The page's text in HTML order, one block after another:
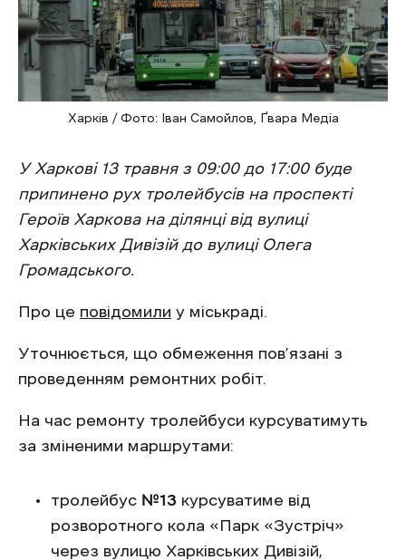
Харків / Фото: Іван Самойлов, Ґвара Медіа
У Харкові 13 травня з 09:00 до 17:00 буде
припинено рух тролейбусів на проспекті
Героїв Харкова на ділянці від вулиці
Харківських Дивізій до вулиці Олега
Громадського.
Про це повідомили у міськраді.
Уточнюється, що обмеження пов’язані з
проведенням ремонтних робіт.
На час ремонту тролейбуси курсуватимуть
за зміненими маршрутами:
тролейбус №13 курсуватиме від
розворотного кола «Парк «Зустріч»
через вулицю Харківських Дивізій,